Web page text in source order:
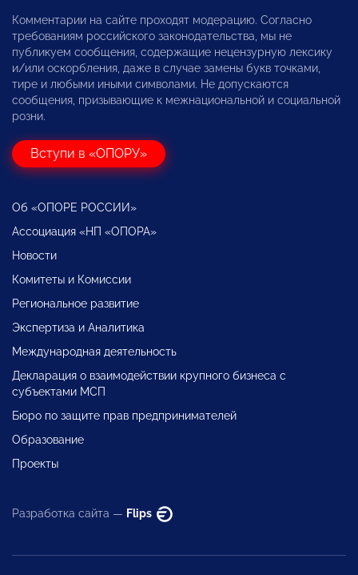
Комментарии на сайте проходят модерацию. Согласно
требованиям российского законодательства, мы не
публикуем сообщения, содержащие нецензурную лексику
и/или оскорбления, даже в случае замены букв точками,
тире и любыми иными символами. Не допускаются
сообщения, призывающие к межнациональной и социальной
розни.
Вступи в «ОПОРУ»
Об «ОПОРЕ РОССИИ»
Ассоциация «НП «ОПОРА»
Новости
Комитеты и Комиссии
Региональное развитие
Экспертиза и Аналитика
Международная деятельность
Декларация о взаимодействии крупного бизнеса с
субъектами МСП
Бюро по защите прав предпринимателей
Образование
Проекты
Разработка сайта — Flips